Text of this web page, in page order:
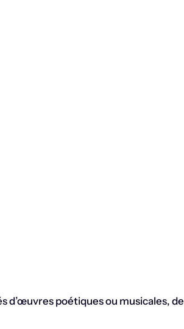
d’œuvres poétiques ou musicales, de